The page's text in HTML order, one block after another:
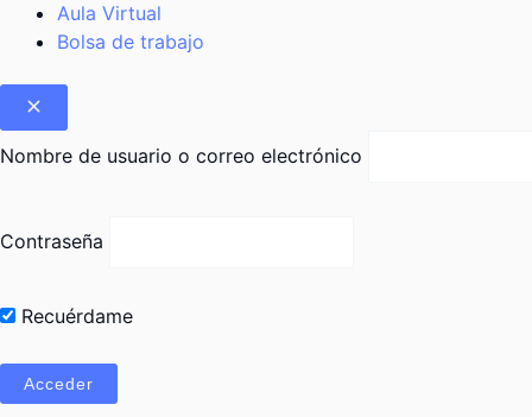
Aula Virtual
Bolsa de trabajo
Nombre de usuario o correo electrónico
Contraseña
Recuérdame